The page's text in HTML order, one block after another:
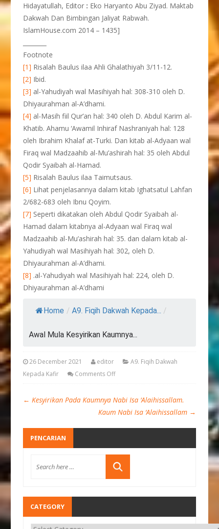
Hidayatullah, Editor : Eko Haryanto Abu Ziyad. Maktab
Dakwah Dan Bimbingan Jaliyat Rabwah.
IslamHouse.com 2014 – 1435]
Footnote
[1] Risalah Baulus ilaa Ahli Ghalathiyah 3/11-12.
[2] Ibid.
[3] al-Yahudiyah wal Masihiyah hal: 308-310 oleh D.
Dhiyaurahman al-A’dhami.
[4] al-Masih fiil Qur’an hal: 340 oleh D. Abdul Karim al-
Khatib. Ahamu ‘Awamil Inhiraf Nashraniyah hal: 128
oleh Ibrahim Khalaf at-Turki. Dan kitab al-Adyaan wal
Firaq wal Madzaahib al-Mu’ashirah hal: 35 oleh Abdul
Qodir Syaibah al-Hamad.
[5] Risalah Baulus ilaa Taimutsaus.
[6] Lihat penjelasannya dalam kitab Ighatsatul Lahfan
2/682-683 oleh Ibnu Qoyim.
[7] Seperti dikatakan oleh Abdul Qodir Syaibah al-
Hamad dalam kitabnya al-Adyaan wal Firaq wal
Madzaahib al-Mu’ashirah hal: 35. dan dalam kitab al-
Yahudiyah wal Masihiyah hal: 302, oleh D.
Dhiyaurahman al-A’dhami.
[8] .al-Yahudiyah wal Masihiyah hal: 224, oleh D.
Dhiyaurahman al-A’dhami
Home / A9. Fiqih Dakwah Kepada... /
Awal Mula Kesyirikan Kaumnya...
26 December 2021 editor
A9. Fiqih Dakwah
Kepada Kafir
Comments Off
← Kesyirikan Pada Kaumnya Nabi Isa ‘Alaihissallam.
Kaum Nabi Isa ‘Alaihissallam →
PENCARIAN
CATEGORY